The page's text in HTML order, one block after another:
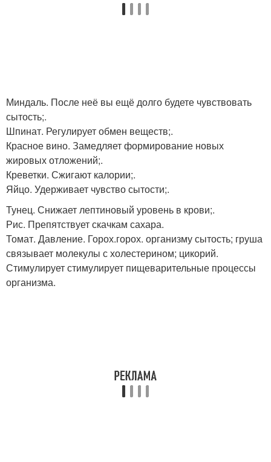
Миндаль. После неё вы ещё долго будете чувствовать
сытость;.
Шпинат. Регулирует обмен веществ;.
Красное вино. Замедляет формирование новых
жировых отложений;.
Креветки. Сжигают калории;.
Яйцо. Удерживает чувство сытости;.
Тунец. Снижает лептиновый уровень в крови;.
Рис. Препятствует скачкам сахара.
Томат. Давление. Горох.горох. организму сытость; груша
связывает молекулы с холестерином; цикорий.
Стимулирует стимулирует пищеварительные процессы
организма.